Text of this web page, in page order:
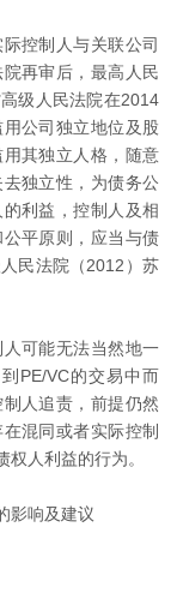
控制人与关联公司
再审后，最高人民
级人民法院在2014
公司独立地位及股
其独立人格，随意
独立性，为债务公
利益，控制人及相
平原则，应当与债
民法院（2012）苏
可能无法当然地一
PE/VC的交易中而
人追责，前提仍然
混同或者实际控制
人利益的行为。
影响及建议